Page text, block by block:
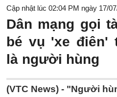
Cập nhật lúc 02:04 PM ngày 17/
Dân mạng gọi
bé vụ 'xe điên'
là người hùng
(VTC News) - "Người